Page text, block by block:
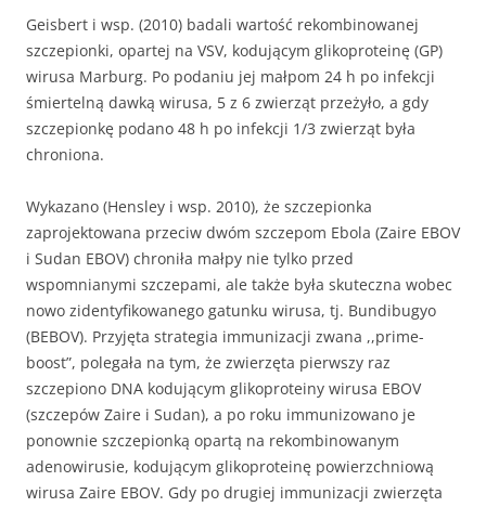
Geisbert i wsp. (2010) badali wartość rekombinowanej
szczepionki, opartej na VSV, kodującym glikoproteinę (GP)
wirusa Marburg. Po podaniu jej małpom 24 h po infekcji
śmiertelną dawką wirusa, 5 z 6 zwierząt przeżyło, a gdy
szczepionkę podano 48 h po infekcji 1/3 zwierząt była
chroniona.
Wykazano (Hensley i wsp. 2010), że szczepionka
zaprojektowana przeciw dwóm szczepom Ebola (Zaire EBOV
i Sudan EBOV) chroniła małpy nie tylko przed
wspomnianymi szczepami, ale także była skuteczna wobec
nowo zidentyfikowanego gatunku wirusa, tj. Bundibugyo
(BEBOV). Przyjęta strategia immunizacji zwana ,,prime-
boost”, polegała na tym, że zwierzęta pierwszy raz
szczepiono DNA kodującym glikoproteiny wirusa EBOV
(szczepów Zaire i Sudan), a po roku immunizowano je
ponownie szczepionką opartą na rekombinowanym
adenowirusie, kodującym glikoproteinę powierzchniową
wirusa Zaire EBOV. Gdy po drugiej immunizacji zwierzęta